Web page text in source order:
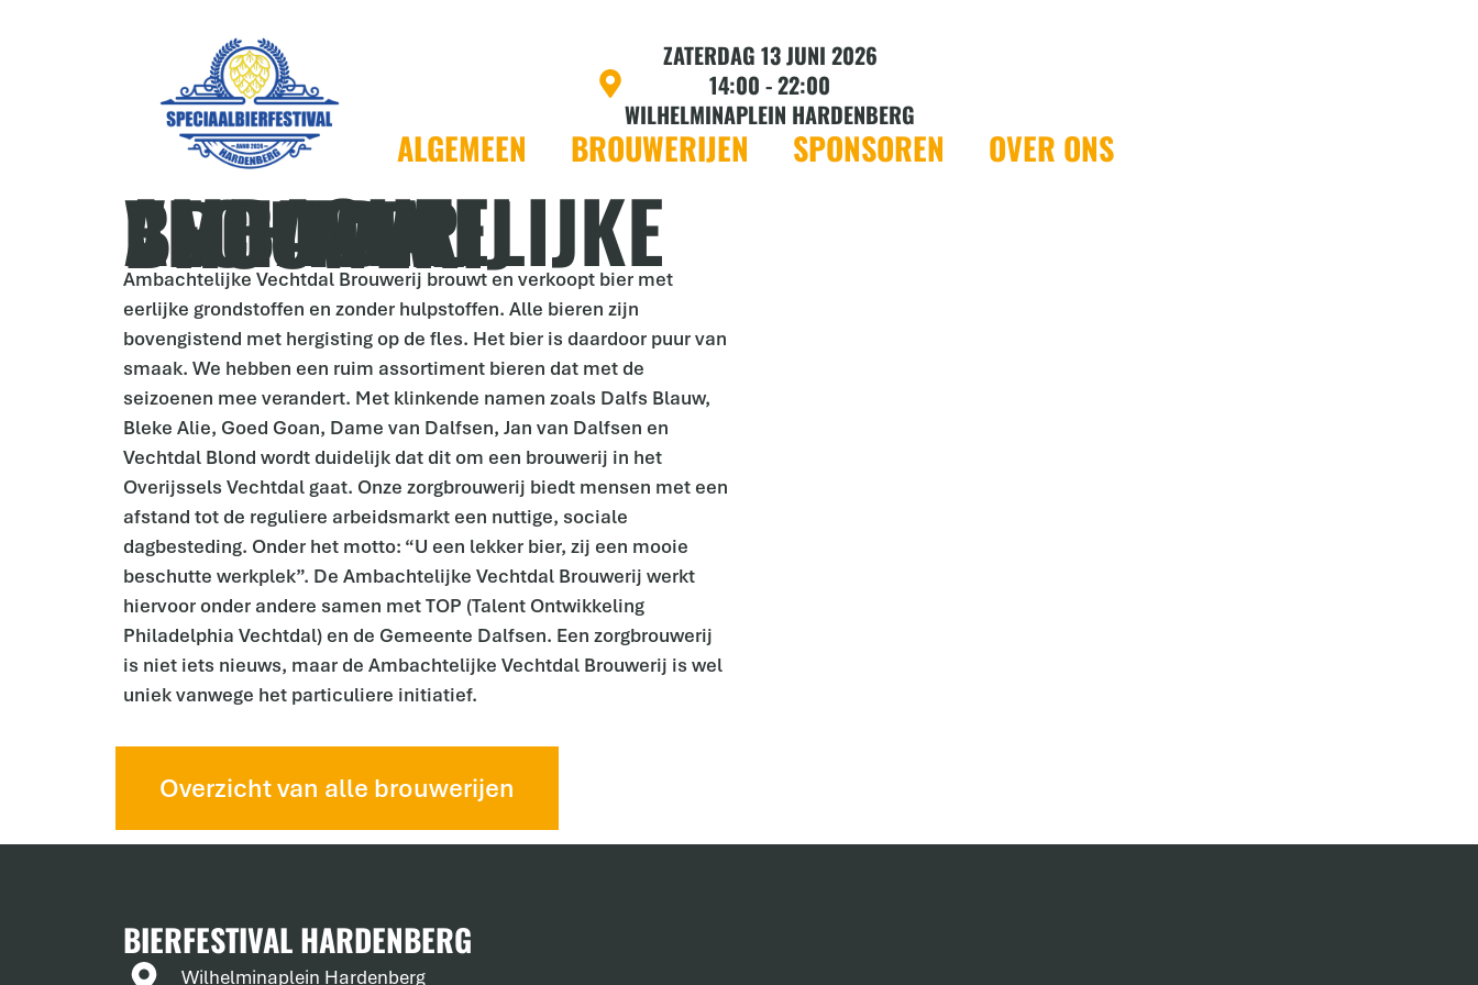
ZATERDAG 13 JUNI 2026
14:00 - 22:00
WILHELMINAPLEIN HARDENBERG
ALGEMEEN BROUWERIJEN SPONSOREN OVER ONS
AMBACHTELIJKE VECHTDAL BROUWERIJ
Ambachtelijke Vechtdal Brouwerij brouwt en verkoopt bier met
eerlijke grondstoffen en zonder hulpstoffen. Alle bieren zijn
bovengistend met hergisting op de fles. Het bier is daardoor puur van
smaak. We hebben een ruim assortiment bieren dat met de
seizoenen mee verandert. Met klinkende namen zoals Dalfs Blauw,
Bleke Alie, Goed Goan, Dame van Dalfsen, Jan van Dalfsen en
Vechtdal Blond wordt duidelijk dat dit om een brouwerij in het
Overijssels Vechtdal gaat. Onze zorgbrouwerij biedt mensen met een
afstand tot de reguliere arbeidsmarkt een nuttige, sociale
dagbesteding. Onder het motto: “U een lekker bier, zij een mooie
beschutte werkplek”. De Ambachtelijke Vechtdal Brouwerij werkt
hiervoor onder andere samen met TOP (Talent Ontwikkeling
Philadelphia Vechtdal) en de Gemeente Dalfsen. Een zorgbrouwerij
is niet iets nieuws, maar de Ambachtelijke Vechtdal Brouwerij is wel
uniek vanwege het particuliere initiatief.
Overzicht van alle brouwerijen
BIERFESTIVAL HARDENBERG
Wilhelminaplein Hardenberg